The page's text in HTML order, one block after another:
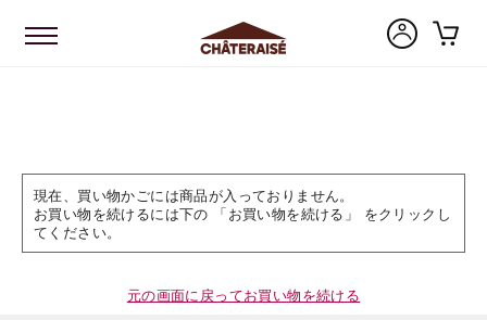
現在、買い物かごには商品が入っておりません。
お買い物を続けるには下の 「お買い物を続ける」 をクリックし
てください。
元の画面に戻ってお買い物を続ける